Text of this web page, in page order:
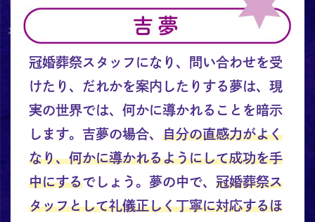
冠婚葬祭スタッフになり、問い合わせを受
けたり、だれかを案内したりする夢は、現
実の世界では、何かに導かれることを暗示
します。吉夢の場合、 自分の直感力がよく
なり、何かに導かれるようにして成功を手
中にするでしょう。夢の中で、 冠婚葬祭ス
タッフとして礼儀正しく丁寧に対応するほ